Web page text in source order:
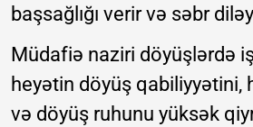
başsağlığı verir və səbr
Müdafiə naziri döyüşlərdə
heyətin döyüş qabiliyyətini,
və döyüş ruhunu yüksək